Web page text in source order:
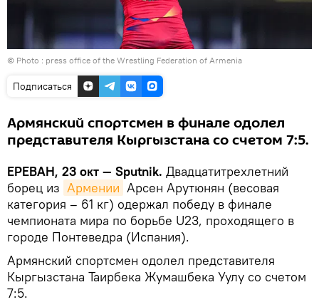
© Photo : press office of the Wrestling Federation of Armenia
Подписаться
Армянский спортсмен в финале одолел
представителя Кыргызстана со счетом 7:5.
ЕРЕВАН, 23 окт — Sputnik. Двадцатитрехлетний
борец из Армении Арсен Арутюнян (весовая
категория – 61 кг) одержал победу в финале
чемпионата мира по борьбе U23, проходящего в
городе Понтеведра (Испания).
Армянский спортсмен одолел представителя
Кыргызстана Таирбека Жумашбека Уулу со счетом
7:5.